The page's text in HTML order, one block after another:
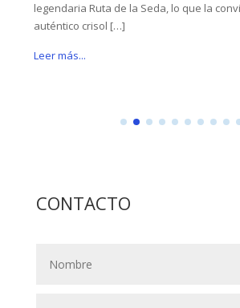
legendaria Ruta de la Seda, lo que la
auténtico crisol […]
Leer más...
CONTACTO